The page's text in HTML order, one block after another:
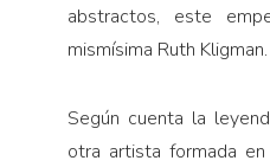
abstractos, este
mismísima Ruth Kligman.
Según cuenta la
otra artista formada